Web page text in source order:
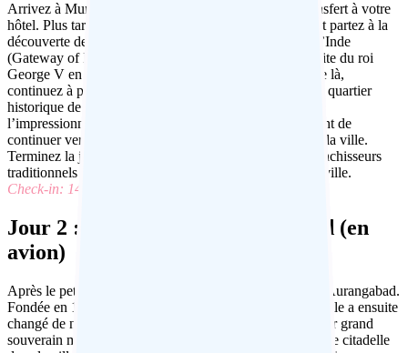
Arrivez à Mumbai mi-nuit ou au très tôt le matin et transfert à votre
hôtel. Plus tard dans la journée, retrouvez votre guide et partez à la
découverte de la ville, en commençant par la Porte de l’Inde
(Gateway of India), construite pour commémorer la visite du roi
George V en 1911, et le Musée du Prince de Galles. De là,
continuez à pied pour une promenade tranquille dans le quartier
historique de Colaba en prenant le temps d’admirer
l’impressionnante architecture gothique victorienne avant de
continuer vers Malabar Hill pour profiter d’une vue sur la ville.
Terminez la journée aux Dhobi ghats colorés où les blanchisseurs
traditionnels récupèrent, lavent et rendent le linge de la ville.
Check-in: 14H00
Jour 2 : De Mumbai à Aurangabad (en
avion)
Après le petit-déjeuner, transfert à l’aéroport et vol vers Aurangabad.
Fondée en 1610 après J.C. sous le nom de Khadke, la ville a ensuite
changé de nom pour Aurangabad en l’honneur du dernier grand
souverain moghol Aurangzeb qui a construit une nouvelle citadelle